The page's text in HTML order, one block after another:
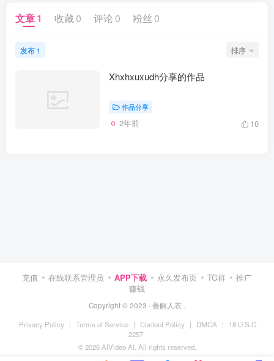
文章1 收藏 0 评论 0 粉丝 0
发布 1 排序
Xhxhxuxudh分享的作品
作品分享
2年前 10
充值 在线联系管理员 APP下载 永久发布页 TG群
推广
赚钱
Copyright © 2023 · 善解人衣
Privacy Policy
| Terms of Service | Content Policy | DMCA |
18 U.S.C.
2257
© 2026 AIVideo AI. All rights reserved.